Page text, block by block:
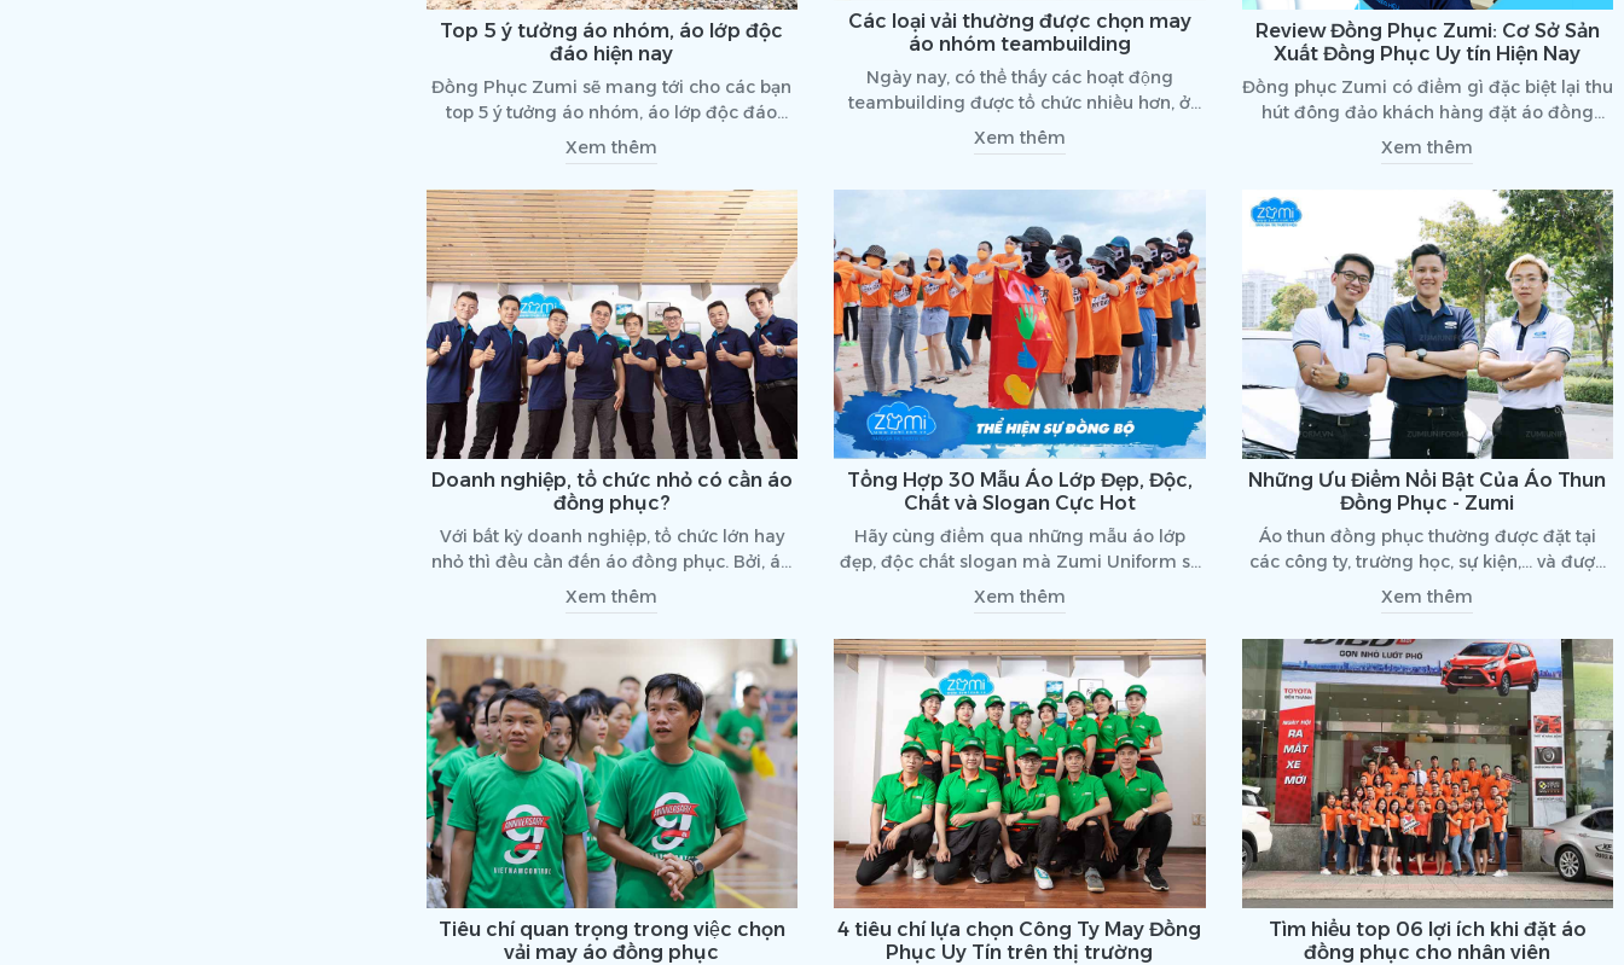
Top 5 ý tưởng áo nhóm, áo lớp độc
đáo hiện nay
Đồng Phục Zumi sẽ mang tới cho các bạn
top 5 ý tưởng áo nhóm, áo lớp độc đáo
nhất hiện nay!
Xem thêm
Các loại vải thường được chọn may
áo nhóm teambuilding
Ngày nay, có thể thấy các hoạt động
teambuilding được tổ chức nhiều hơn, ở
các trường học, đại học, câu lạc bộ, hay
công ty. Chính vì thế mà việc may áo nhóm
nhiều hơn, đặc biệt là về chất vải. Hãy cùng
theo dõi bài viết dưới đây để tìm hiểu top
các loại vải thường được lựa chọn khi may
áo nhóm teambuilding nhé!
Xem thêm
Review Đồng Phục Zumi: Cơ Sở Sản
Xuất Đồng Phục Uy tín Hiện Nay
Đồng phục Zumi có điểm gì đặc biệt lại thu
hút đông đảo khách hàng đặt áo đồng
phục như vậy? Hãy cùng tìm hiểu qua bài
viết sau đây nhé!
Xem thêm
Doanh nghiệp, tổ chức nhỏ có cần áo
đồng phục?
Với bất kỳ doanh nghiệp, tổ chức lớn hay
nhỏ thì đều cần đến áo đồng phục. Bởi, áo
đồng phục mang lại những lợi ích to lớn
cho một doanh nghiệp hoặc tổ chức. Vậy
nên, đối với doanh nghiệp, tổ chức nhỏ thì
áp đồng phục càng cần thiết hơn bao giờ
hết.
Xem thêm
Tổng Hợp 30 Mẫu Áo Lớp Đẹp, Độc,
Chất và Slogan Cực Hot
Hãy cùng điểm qua những mẫu áo lớp
đẹp, độc chất slogan mà Zumi Uniform sẽ
chia sẻ đến cho bạn độc qua bài viết sau
đây.
Xem thêm
Những Ưu Điểm Nổi Bật Của Áo Thun
Đồng Phục - Zumi
Áo thun đồng phục thường được đặt tại
các công ty, trường học, sự kiện,... và được
sử dụng rộng rãi với những mục đích khác
nhau. Trong bài viết này, chúng tôi xin giới
thiệu với các bạn những tiện ích mà áo
thun đồng phục mang lại.
Xem thêm
Tiêu chí quan trọng trong việc chọn
vải may áo đồng phục
4 tiêu chí lựa chọn Công Ty May Đồng
Phục Uy Tín trên thị trường
Tìm hiểu top 06 lợi ích khi đặt áo
đồng phục cho nhân viên